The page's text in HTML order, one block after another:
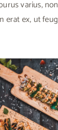
varius,
erat ex, ut